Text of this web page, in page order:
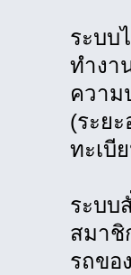
ระบบ
ทำงา
ความ
(ระย
ทะเบี
ระบบ
สมาชิ
รถขอ